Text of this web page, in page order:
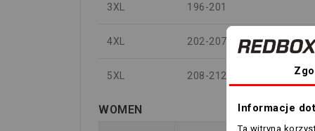
3XL 196-201
4XL 202-207
5XL 208-212
WOMEN Informacje
Ta witryna